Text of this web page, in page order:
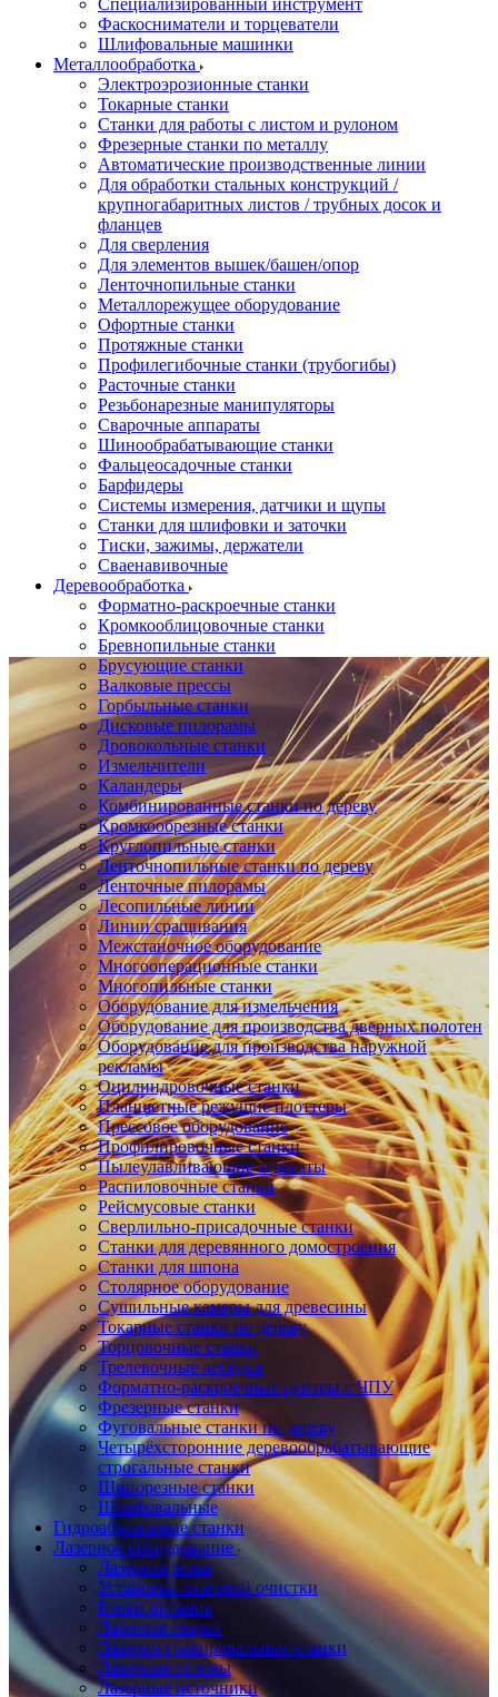
Специализированный инструмент
Фаскосниматели и торцеватели
Шлифовальные машинки
Металлообработка
Электроэрозионные станки
Токарные станки
Станки для работы с листом и рулоном
Фрезерные станки по металлу
Автоматические производственные линии
Для обработки стальных конструкций /
крупногабаритных листов / трубных досок и
фланцев
Для сверления
Для элементов вышек/башен/опор
Ленточнопильные станки
Металлорежущее оборудование
Офортные станки
Протяжные станки
Профилегибочные станки (трубогибы)
Расточные станки
Резьбонарезные манипуляторы
Сварочные аппараты
Шинообрабатывающие станки
Фальцеосадочные станки
Барфидеры
Системы измерения, датчики и щупы
Станки для шлифовки и заточки
Тиски, зажимы, держатели
Cваенавивочные
Деревообработка
Форматно-раскроечные станки
Кромкооблицовочные станки
Бревнопильные станки
Брусующие станки
Валковые прессы
Горбыльные станки
Дисковые пилорамы
Дровокольные станки
Измельчители
Каландеры
Комбинированные станки по дереву
Кромкообрезные станки
Круглопильные станки
Ленточнопильные станки по дереву
Ленточные пилорамы
Лесопильные линии
Линии сращивания
Межстаночное оборудование
Многооперационные станки
Многопильные станки
Оборудование для измельчения
Оборудование для производства дверных полотен
Оборудование для производства наружной
рекламы
Оцилиндровочные станки
Планшетные режущие плоттеры
Прессовое оборудование
Профилировочные станки
Пылеулавливающие агрегаты
Распиловочные станки
Рейсмусовые станки
Сверлильно-присадочные станки
Станки для деревянного домостроения
Станки для шпона
Столярное оборудование
Сушильные камеры для древесины
Токарные станки по дереву
Торцовочные станки
Трелевочные лебёдки
Форматно-раскроечные центры с ЧПУ
Фрезерные станки
Фуговальные станки по дереву
Четырёхсторонние деревообрабатывающие
строгальные станки
Шипорезные станки
Шлифовальные
Гидроабразивные станки
Лазерное оборудование
Лазерная резка
Установки лазерной очистки
Блоки питания
Лазерная сварка
Лазерно-гравировальные станки
Лазерные головы
Лазерные источники